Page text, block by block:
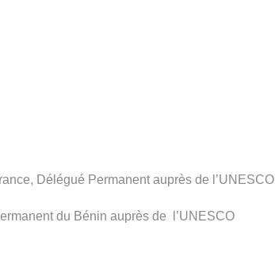
Délégué Permanent auprès de l’UNESCO
du Bénin auprès de l’UNESCO